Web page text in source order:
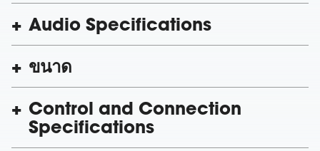
Audio Specifications
ขนาด
Control and Connection
Specifications